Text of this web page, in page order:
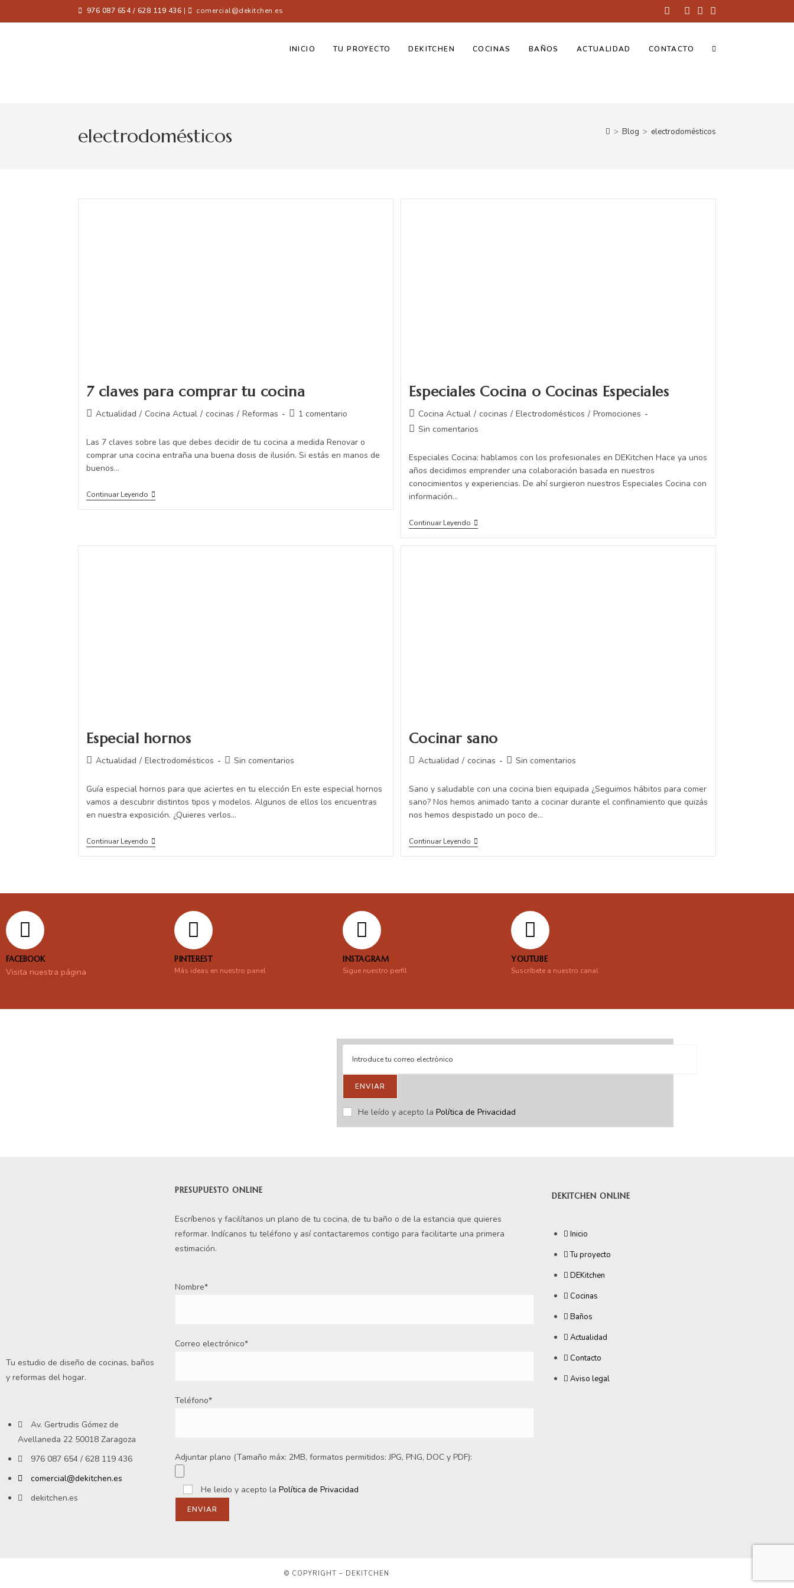
976 087 654 / 628 119 436 | comercial@dekitchen.es
INICIO TU PROYECTO DEKITCHEN COCINAS BAÑOS ACTUALIDAD CONTACTO
electrodomésticos > Blog > electrodomésticos
7 claves para comprar tu cocina
Actualidad / Cocina Actual / cocinas / Reformas 1 comentario
Las 7 claves sobre las que debes decidir de tu cocina a medida Renovar o
comprar una cocina entraña una buena dosis de ilusión. Si estás en manos de
buenos…
Continuar Leyendo
Especiales Cocina o Cocinas Especiales
Cocina Actual / cocinas / Electrodomésticos / Promociones
Sin comentarios
Especiales Cocina: hablamos con los profesionales en DEKitchen Hace ya unos
años decidimos emprender una colaboración basada en nuestros
conocimientos y experiencias. De ahí surgieron nuestros Especiales Cocina con
información…
Continuar Leyendo
Especial hornos
Actualidad / Electrodomésticos Sin comentarios
Guía especial hornos para que aciertes en tu elección En este especial hornos
vamos a descubrir distintos tipos y modelos. Algunos de ellos los encuentras
en nuestra exposición. ¿Quieres verlos…
Continuar Leyendo
Cocinar sano
Actualidad / cocinas Sin comentarios
Sano y saludable con una cocina bien equipada ¿Seguimos hábitos para comer
sano? Nos hemos animado tanto a cocinar durante el confinamiento que quizás
nos hemos despistado un poco de…
Continuar Leyendo
FACEBOOK
Visita nuestra página
PINTEREST
Más ideas en nuestro panel
INSTAGRAM
Sigue nuestro perfil
YOUTUBE
Suscríbete a nuestro canal
ENVIAR
He leído y acepto la Política de Privacidad
Tu estudio de diseño de cocinas, baños
y reformas del hogar.
Av. Gertrudis Gómez de
Avellaneda 22 50018 Zaragoza
976 087 654 / 628 119 436
comercial@dekitchen.es
dekitchen.es
PRESUPUESTO ONLINE
Escríbenos y facilítanos un plano de tu cocina, de tu baño o de la estancia que quieres
reformar. Indícanos tu teléfono y así contactaremos contigo para facilitarte una primera
estimación.
Nombre*
Correo electrónico*
Teléfono*
Adjuntar plano (Tamaño máx: 2MB, formatos permitidos: JPG, PNG, DOC y PDF):
He leido y acepto la Política de Privacidad
DEKITCHEN ONLINE
Inicio
Tu proyecto
DEKitchen
Cocinas
Baños
Actualidad
Contacto
Aviso legal
© COPYRIGHT – DEKITCHEN